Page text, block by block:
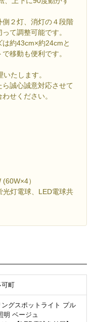
２灯、消灯の４段階
て調整可能です。
約43cm×約24cmと
移動も便利です。
たします。
誠心誠意対応させて
せください。
）
光灯電球、LED電球共
可町
グスポットライト プル
明 ベージュ